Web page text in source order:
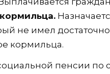
не имел
кормильца.
пенсии по